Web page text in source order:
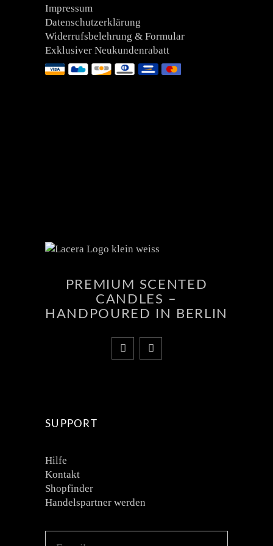
Impressum
Datenschutzerklärung
Widerrufsbelehrung & Formular
Exklusiver Neukundenrabatt
PREMIUM SCENTED
CANDLES –
HANDPOURED IN BERLIN
SUPPORT
Hilfe
Kontakt
Shopfinder
Handelspartner werden